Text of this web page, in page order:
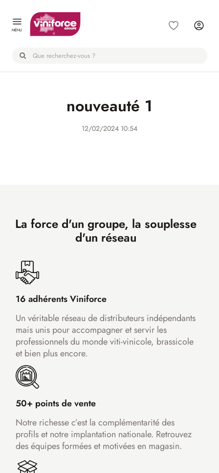
MENU
nouveauté 1
12/02/2024 10:54
La force d'un groupe, la souplesse
d'un réseau
16 adhérents Viniforce
Un véritable réseau de distributeurs indépendants
mais unis pour accompagner et servir les
professionnels du monde viti-vinicole, brassicole
et bien plus encore.
50+ points de vente
Notre richesse c’est la complémentarité des
profils et notre implantation nationale. Retrouvez
des équipes formées et motivées en magasin.